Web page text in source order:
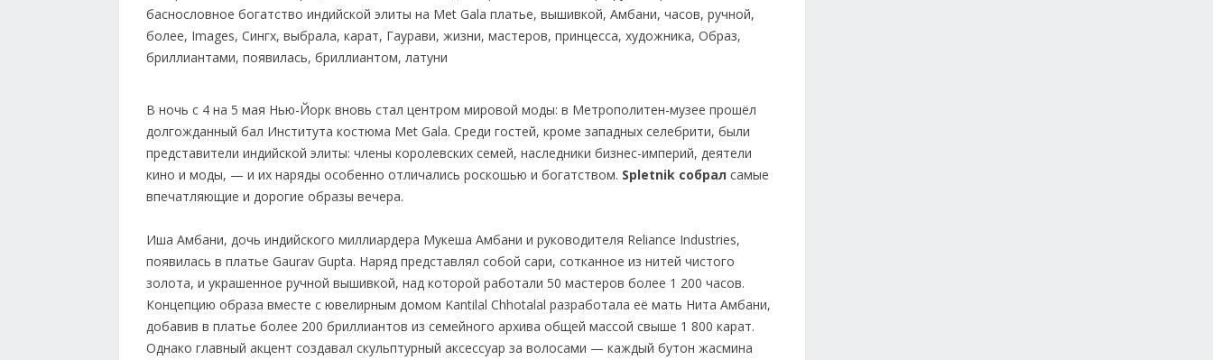
В ночь с 4 на 5 мая Нью-Йорк вновь стал центром мировой моды: в Метрополитен-музее прошёл
долгожданный бал Института костюма Met Gala. Среди гостей, кроме западных селебрити, были
представители индийской элиты: члены королевских семей, наследники бизнес-империй, деятели
кино и моды, — и их наряды особенно отличались роскошью и богатством. Spletnik собрал самые
впечатляющие и дорогие образы вечера.
Иша Амбани, дочь индийского миллиардера Мукеша Амбани и руководителя Reliance Industries,
появилась в платье Gaurav Gupta. Наряд представлял собой сари, сотканное из нитей чистого
золота, и украшенное ручной вышивкой, над которой работали 50 мастеров более 1 200 часов.
Концепцию образа вместе с ювелирным домом Kantilal Chhotalal разработала её мать Нита Амбани,
добавив в платье более 200 бриллиантов из семейного архива общей массой свыше 1 800 карат.
Однако главный акцент создавал скульптурный аксессуар за волосами — каждый бутон жасмина